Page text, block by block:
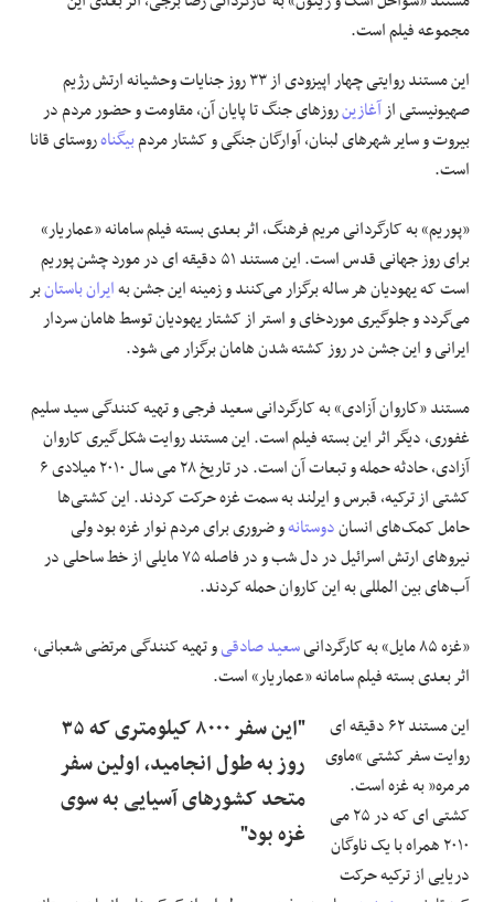
مجموعه فیلم است.
این مستند روایتی چهار اپیزودی از ۳۳ روز جنایات وحشیانه ارتش رژیم
صهیونیستی ازآغازینروزهای جنگ تا پایان آن، مقاومت و حضور مردم در
بیروت و سایر شهرهای لبنان، آوارگان جنگی و کشتار مردمبیگناهروستای قانا
است.
«پوریم» به کارگردانی مریم فرهنگ، اثر بعدی بسته فیلم سامانه «عماریار»
برای روز جهانی قدس است. این مستند ۵۱ دقیقه ای در مورد چشن پوریم
است که یهودیان هر ساله برگزار می‌کنند و زمینه این جشن بهایران باستانبر
می‌گردد و جلوگیری موردخای و استر از کشتار یهودیان توسط هامان سردار
ایرانی و این جشن در روز کشته شدن هامان برگزار می شود.
مستند «کاروان آزادی» به کارگردانی سعید فرجی و تهیه کنندگی سید سلیم
غفوری، دیگر اثر این بسته فیلم است. این مستند روایت شکل‌گیری کاروان
آزادی، حادثه حمله و تبعات آن است. در تاریخ ۲۸ می سال ۲۰۱۰ میلادی ۶
کشتی از ترکیه، قبرس و ایرلند به سمت غزه حرکت کردند. این کشتی‌ها
حامل کمک‌های انساندوستانهو ضروری برای مردم نوار غزه بود ولی
نیروهای ارتش اسرائیل در دل شب و در فاصله ۷۵ مایلی از خط ساحلی در
آب‌های بین المللی به این کاروان حمله کردند.
«غزه ۸۵ مایل» به کارگردانی سعید صادقیو تهیه کنندگی مرتضی شعبانی،
اثر بعدی بسته فیلم سامانه «عماریار» است.
"این سفر ۸۰۰۰ کیلومتری که ۳۵
روز به طول انجامید، اولین سفر
متحد کشورهای آسیایی به سوی
غزه بود"
این مستند ۶۲ دقیقه ای
روایت سفر کشتی “ماوی
مرمره” به غزه است.
کشتی ای که در ۲۵ می
۲۰۱۰ همراه با یک ناوگان
دریایی از ترکیه حرکت